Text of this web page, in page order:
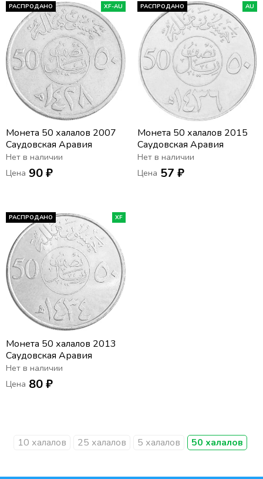
РАСПРОДАНО XF-AU
Монета 50 халалов 2007
Саудовская Аравия
Нет в наличии
Цена 90 ₽
РАСПРОДАНО AU
Монета 50 халалов 2015
Саудовская Аравия
Нет в наличии
Цена 57 ₽
РАСПРОДАНО XF
Монета 50 халалов 2013
Саудовская Аравия
Нет в наличии
Цена 80 ₽
10 халалов 25 халалов 5 халалов 50 халалов